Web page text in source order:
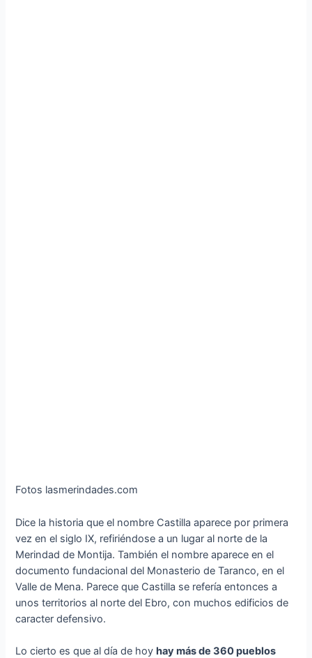
Fotos lasmerindades.com
Dice la historia que el nombre Castilla aparece por primera
vez en el siglo IX, refiriéndose a un lugar al norte de la
Merindad de Montija. También el nombre aparece en el
documento fundacional del Monasterio de Taranco, en el
Valle de Mena. Parece que Castilla se refería entonces a
unos territorios al norte del Ebro, con muchos edificios de
caracter defensivo.
Lo cierto es que al día de hoyhay más de 360 pueblos